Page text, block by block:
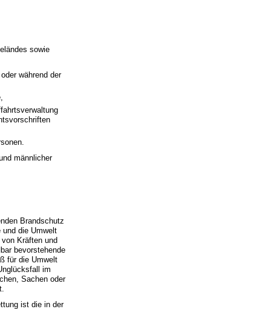
sowie
während der
männlicher
Brandschutz
die Umwelt
Kräften und
bevorstehende
für die Umwelt
im
Sachen oder
ist die in der